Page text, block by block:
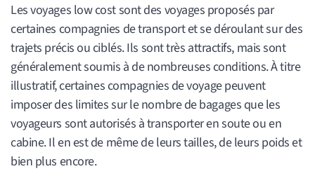
Les voyages low cost sont des voyages proposés par
certaines compagnies de transport et se déroulant sur des
trajets précis ou ciblés. Ils sont très attractifs, mais sont
généralement soumis à de nombreuses conditions. À titre
illustratif, certaines compagnies de voyage peuvent
imposer des limites sur le nombre de bagages que les
voyageurs sont autorisés à transporter en soute ou en
cabine. Il en est de même de leurs tailles, de leurs poids et
bien plus encore.